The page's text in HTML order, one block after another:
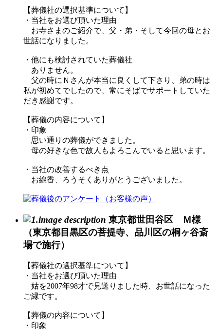
【葬儀社の選択基準について】
・当社をお選び頂いた理由
お寺さまのご紹介で、父・弟・そして今回の母とお
世話になりました。
・他にも検討されていた葬儀社
ありません。
父の時にＮさんが本当に良くして下さり、弟の時は
私が初めてでしたので、常にそばでサポートしていた
だき感謝です。
【葬儀の内容について】
・印象
思い通りの葬儀ができました。
母の好きな色で故人もよろこんでいると思います。
・当社の改善するべき点
お線香、ろうそくありがとうございました。
東京都世田谷区 Ｍ様
（東京都目黒区の菩提寺、品川区の桐ヶ谷斎
場で施行）
【葬儀社の選択基準について】
・当社をお選び頂いた理由
姑を2007年98才で見送りました時、お世話になった
ご縁です。
【葬儀の内容について】
・印象